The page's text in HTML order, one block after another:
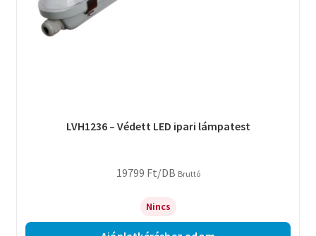
LVH1236 – Védett LED ipari lámpatest
19799 Ft/DB Bruttó
Nincs